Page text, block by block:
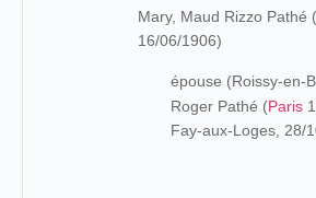
Mary, Maud Rizzo Pathé (
16/06/1906)
épouse (Roissy-en-
Roger Pathé (Paris
Fay-aux-Loges, 28/